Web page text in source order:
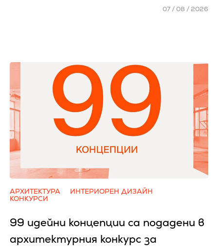
07 / 08 / 2026
АРХИТЕКТУРА
ИНТЕРИОРЕН ДИЗАЙН
КОНКУРСИ
99 идейни концепции са подадени в
архитектурния конкурс за